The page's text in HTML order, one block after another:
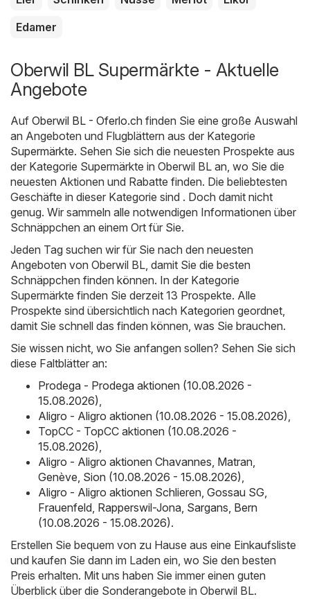
Edamer
Oberwil BL Supermärkte - Aktuelle
Angebote
Auf Oberwil BL - Oferlo.ch finden Sie eine große Auswahl
an Angeboten und Flugblättern aus der Kategorie
Supermärkte. Sehen Sie sich die neuesten Prospekte aus
der Kategorie Supermärkte in Oberwil BL an, wo Sie die
neuesten Aktionen und Rabatte finden. Die beliebtesten
Geschäfte in dieser Kategorie sind . Doch damit nicht
genug. Wir sammeln alle notwendigen Informationen über
Schnäppchen an einem Ort für Sie.
Jeden Tag suchen wir für Sie nach den neuesten
Angeboten von Oberwil BL, damit Sie die besten
Schnäppchen finden können. In der Kategorie
Supermärkte finden Sie derzeit 13 Prospekte. Alle
Prospekte sind übersichtlich nach Kategorien geordnet,
damit Sie schnell das finden können, was Sie brauchen.
Sie wissen nicht, wo Sie anfangen sollen? Sehen Sie sich
diese Faltblätter an:
Prodega - Prodega aktionen (10.08.2026 -
15.08.2026),
Aligro - Aligro aktionen (10.08.2026 - 15.08.2026),
TopCC - TopCC aktionen (10.08.2026 -
15.08.2026),
Aligro - Aligro aktionen Chavannes, Matran,
Genève, Sion (10.08.2026 - 15.08.2026),
Aligro - Aligro aktionen Schlieren, Gossau SG,
Frauenfeld, Rapperswil-Jona, Sargans, Bern
(10.08.2026 - 15.08.2026).
Erstellen Sie bequem von zu Hause aus eine Einkaufsliste
und kaufen Sie dann im Laden ein, wo Sie den besten
Preis erhalten. Mit uns haben Sie immer einen guten
Überblick über die Sonderangebote in Oberwil BL.